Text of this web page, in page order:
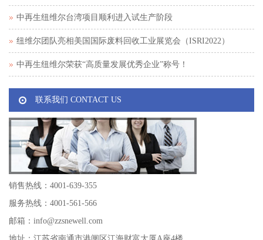
中再生纽维尔台湾项目顺利进入试生产阶段
纽维尔团队亮相美国国际废料回收工业展览会（ISRI2022）
中再生纽维尔荣获“高质量发展优秀企业”称号！
联系我们 CONTACT US
销售热线：4001-639-355
服务热线：4001-561-566
邮箱：info@zzsnewell.com